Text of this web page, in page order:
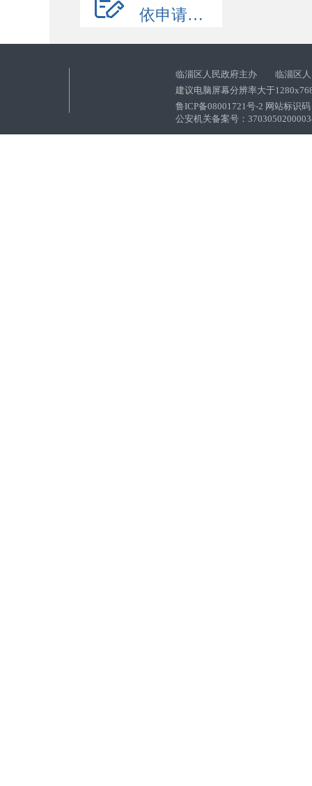
依申请公开
临淄区人民政府主办 临淄区人
建议电脑屏幕分辨率大于
鲁ICP备08001721号-2 网站标识
公安机关备案号：